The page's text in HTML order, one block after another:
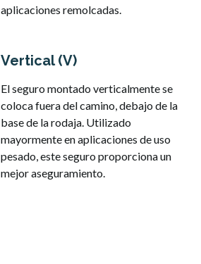
aplicaciones remolcadas.
Vertical (V)
El seguro montado verticalmente se
coloca fuera del camino, debajo de la
base de la rodaja. Utilizado
mayormente en aplicaciones de uso
pesado, este seguro proporciona un
mejor aseguramiento.